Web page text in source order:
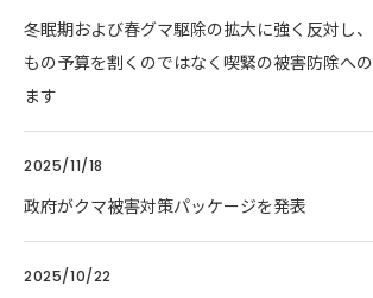
冬眠期および春グマ駆除の拡大に強く反対し
もの予算を割くのではなく喫緊の被害防除へ
ます
2025/11/18
政府がクマ被害対策パッケージを発表
2025/10/22